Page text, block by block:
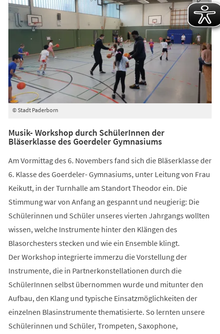
© Stadt Paderborn
Musik- Workshop durch SchülerInnen der
Bläserklasse des Goerdeler Gymnasiums
Am Vormittag des 6. Novembers fand sich die Bläserklasse der
6. Klasse des Goerdeler- Gymnasiums, unter Leitung von Frau
Keikutt, in der Turnhalle am Standort Theodor ein. Die
Stimmung war von Anfang an gespannt und neugierig: Die
Schülerinnen und Schüler unseres vierten Jahrgangs wollten
wissen, welche Instrumente hinter den Klängen des
Blasorchesters stecken und wie ein Ensemble klingt.
Der Workshop integrierte immerzu die Vorstellung der
Instrumente, die in Partnerkonstellationen durch die
SchülerInnen selbst übernommen wurde und mitunter den
Aufbau, den Klang und typische Einsatzmöglichkeiten der
einzelnen Blasinstrumente thematisierte. So lernten unsere
Schülerinnen und Schüler, Trompeten, Saxophone,